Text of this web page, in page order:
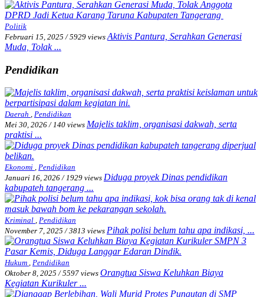
Politik
Februari 15, 2025 / 5929 views Aktivis Pantura, Serahkan Generasi
Muda, Tolak ...
Pendidikan
Daerah , Pendidikan
Mei 30, 2026 / 140 views Majelis taklim, organisasi dakwah, serta
praktisi ...
Ekonomi , Pendidikan
Januari 16, 2026 / 1929 views Diduga proyek Dinas pendidikan
kabupateh tangerang ...
Kriminal , Pendidikan
November 7, 2025 / 3813 views Pihak polisi belum tahu apa indikasi, ...
Hukum , Pendidikan
Oktober 8, 2025 / 5597 views Orangtua Siswa Keluhkan Biaya
Kegiatan Kurikuler ...